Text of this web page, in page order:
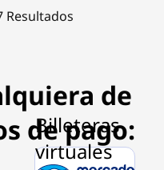
Resultados
de
de pago: